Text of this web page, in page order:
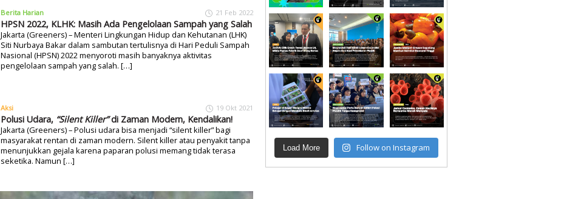
Berita Harian 21 Feb 2022
HPSN 2022, KLHK: Masih Ada Pengelolaan Sampah yang Salah
Jakarta (Greeners) – Menteri Lingkungan Hidup dan Kehutanan (LHK)
Siti Nurbaya Bakar dalam sambutan tertulisnya di Hari Peduli Sampah
Nasional (HPSN) 2022 menyoroti masih banyaknya aktivitas
pengelolaan sampah yang salah. […]
Aksi 19 Okt 2021
Polusi Udara, “Silent Killer”di Zaman Modern, Kendalikan!
Jakarta (Greeners) – Polusi udara bisa menjadi “silent killer” bagi
masyarakat rentan di zaman modern. Silent killer atau penyakit tanpa
menunjukkan gejala karena paparan polusi memang tidak terasa
seketika. Namun […]
Load More Follow on Instagram